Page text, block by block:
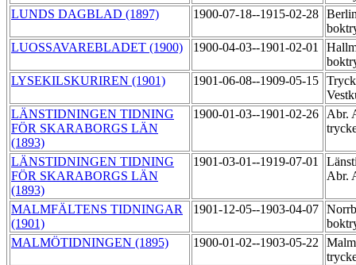
LUNDS DAGBLAD (1897)
1900-07-18--1915-02-28
LUOSSAVAREBLADET (1900)
1900-04-03--1901-02-01
LYSEKILSKURIREN (1901)
1901-06-08--1909-05-15
LÄNSTIDNINGEN TIDNING
FÖR SKARABORGS LÄN
(1893)
1900-01-03--1901-02-26
Abr.
LÄNSTIDNINGEN TIDNING
FÖR SKARABORGS LÄN
(1893)
1901-03-01--1919-07-01
Abr.
MALMFÄLTENS TIDNINGAR
(1901)
1901-12-05--1903-04-07
MALMÖTIDNINGEN (1895)
1900-01-02--1903-05-22